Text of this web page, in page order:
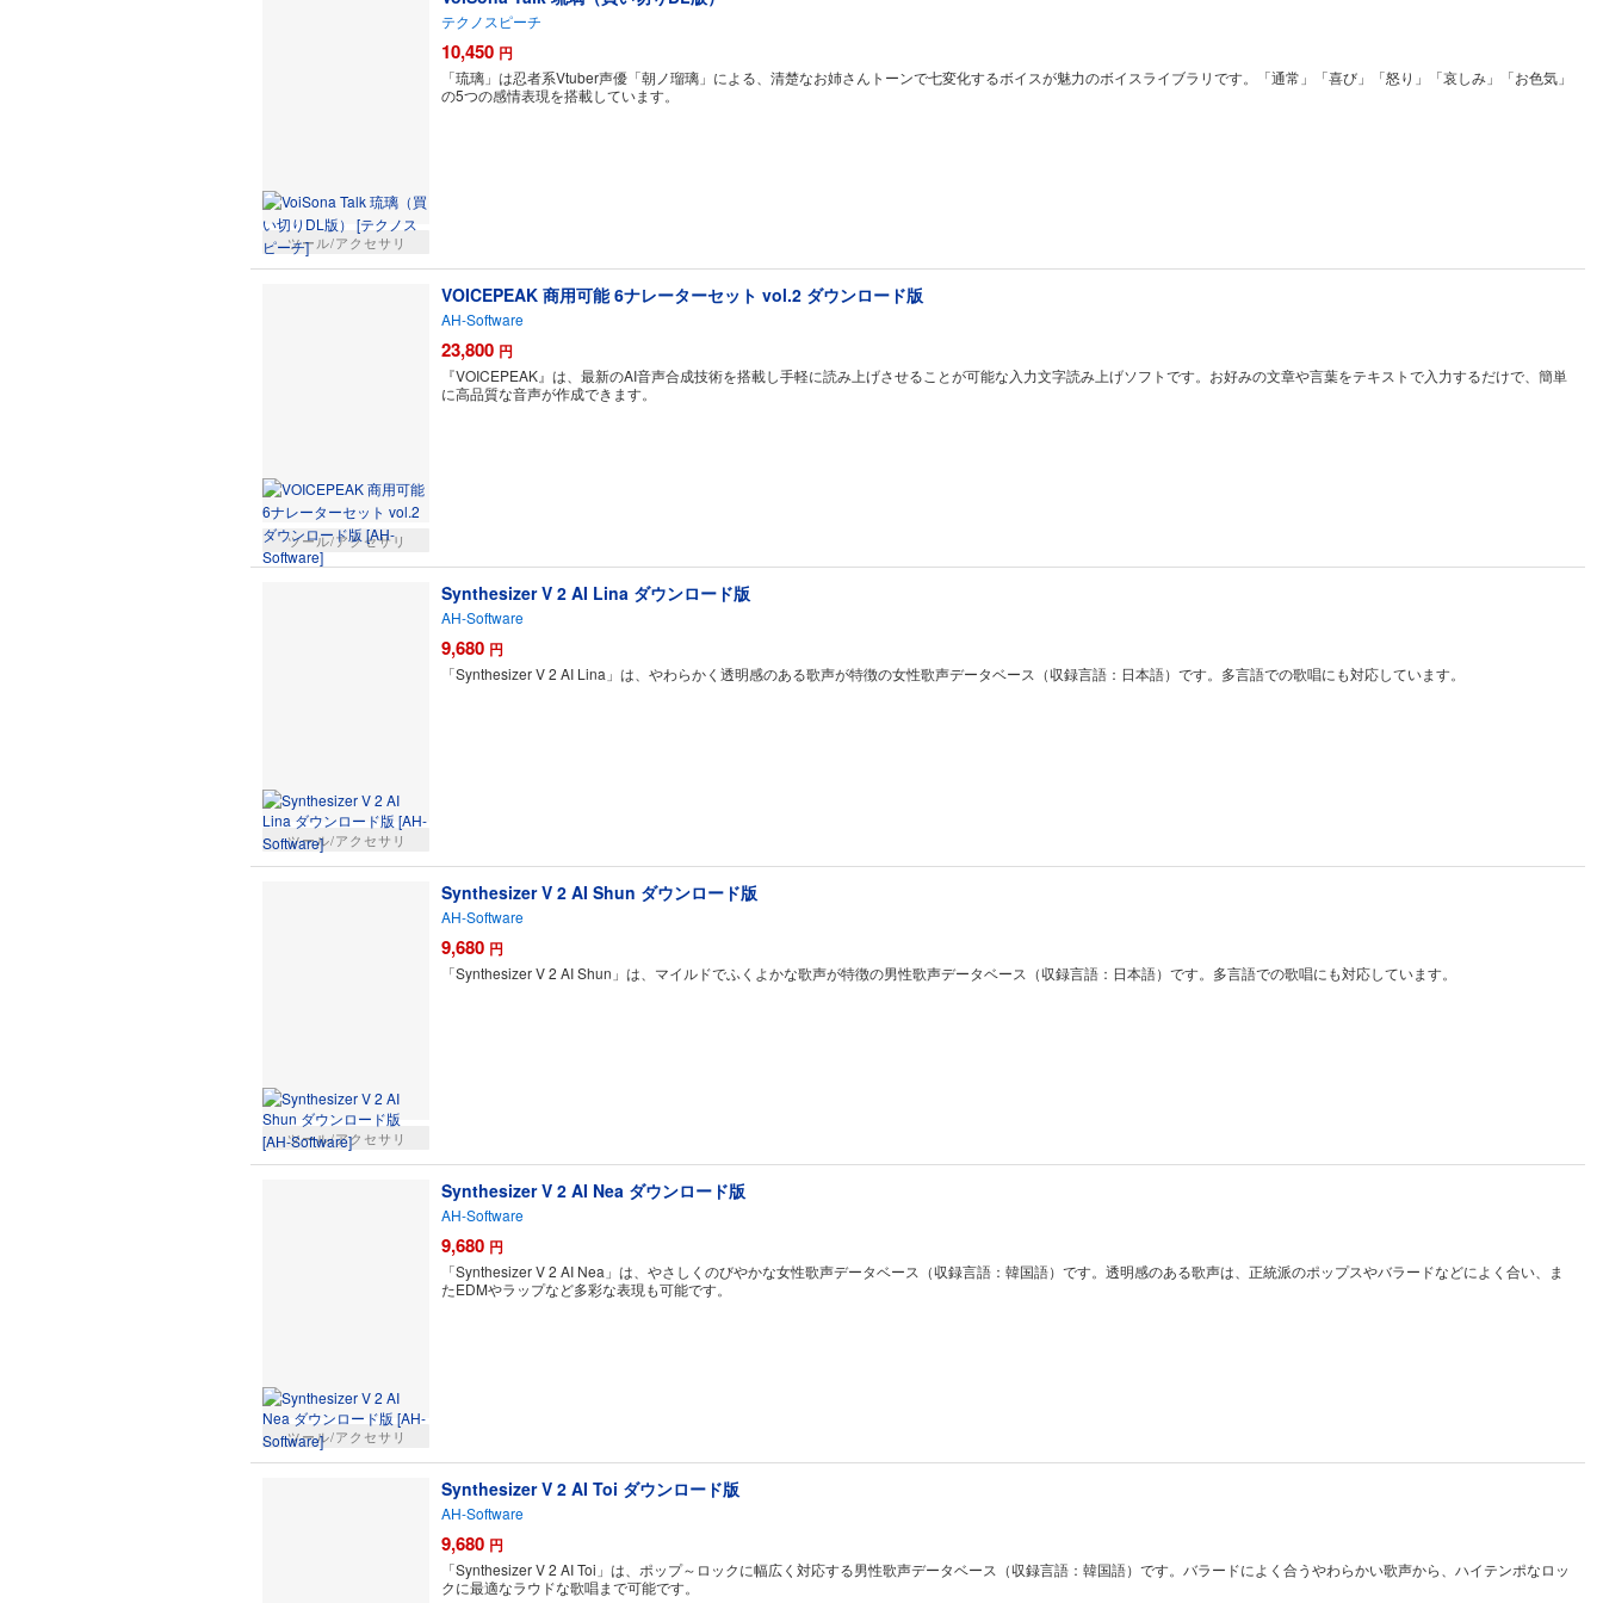
ツール/アクセサリ
テクノスピーチ
10,450 円
「琉璃」は忍者系Vtuber声優「朝ノ瑠璃」による、清楚なお姉さんトーンで七変化するボイスが魅力のボイスライブラリです。「通常」「喜び」「怒り」「哀しみ」「お色気」
の5つの感情表現を搭載しています。
ツール/アクセサリ
VOICEPEAK 商用可能 6ナレーターセット vol.2 ダウンロード版
AH-Software
23,800 円
『VOICEPEAK』は、最新のAI音声合成技術を搭載し手軽に読み上げさせることが可能な入力文字読み上げソフトです。お好みの文章や言葉をテキストで入力するだけで、簡単
に高品質な音声が作成できます。
ツール/アクセサリ
Synthesizer V 2 AI Lina ダウンロード版
AH-Software
9,680 円
「Synthesizer V 2 AI Lina」は、やわらかく透明感のある歌声が特徴の女性歌声データベース（収録言語：日本語）です。多言語での歌唱にも対応しています。
ツール/アクセサリ
Synthesizer V 2 AI Shun ダウンロード版
AH-Software
9,680 円
「Synthesizer V 2 AI Shun」は、マイルドでふくよかな歌声が特徴の男性歌声データベース（収録言語：日本語）です。多言語での歌唱にも対応しています。
ツール/アクセサリ
Synthesizer V 2 AI Nea ダウンロード版
AH-Software
9,680 円
「Synthesizer V 2 AI Nea」は、やさしくのびやかな女性歌声データベース（収録言語：韓国語）です。透明感のある歌声は、正統派のポップスやバラードなどによく合い、ま
たEDMやラップなど多彩な表現も可能です。
Synthesizer V 2 AI Toi ダウンロード版
AH-Software
9,680 円
「Synthesizer V 2 AI Toi」は、ポップ～ロックに幅広く対応する男性歌声データベース（収録言語：韓国語）です。バラードによく合うやわらかい歌声から、ハイテンポなロッ
クに最適なラウドな歌唱まで可能です。